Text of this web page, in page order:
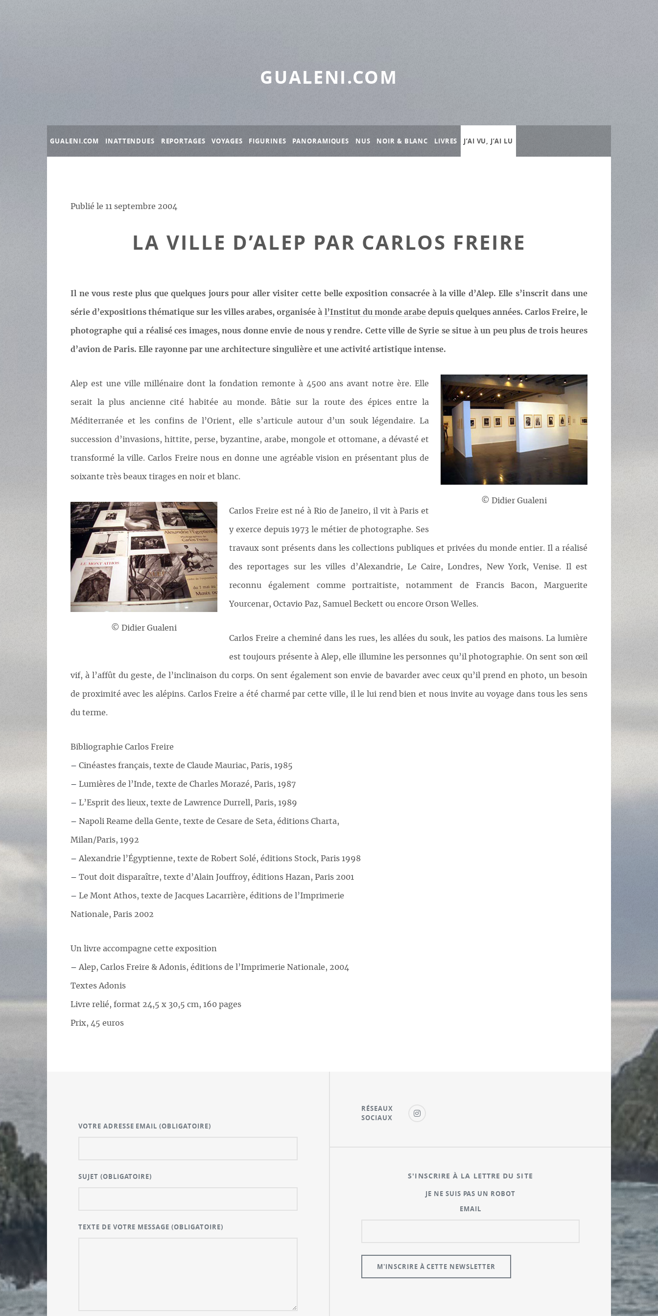
GUALENI.COM
GUALENI.COM INATTENDUES REPORTAGES VOYAGES FIGURINES PANORAMIQUES NUS NOIR & BLANC LIVRES J’AI VU, J’AI LU
Publié le 11 septembre 2004
LA VILLE D’ALEP PAR CARLOS FREIRE
Il ne vous reste plus que quelques jours pour aller visiter cette belle exposition consacrée à la ville d’Alep. Elle s’inscrit dans une
série d’expositions thématique sur les villes arabes, organisée à l’Institut du monde arabedepuis quelques années. Carlos Freire, le
photographe qui a réalisé ces images, nous donne envie de nous y rendre. Cette ville de Syrie se situe à un peu plus de trois heures
d’avion de Paris. Elle rayonne par une architecture singulière et une activité artistique intense.
© Didier Gualeni
Alep est une ville millénaire dont la fondation remonte à 4500 ans avant notre ère. Elle
serait la plus ancienne cité habitée au monde. Bâtie sur la route des épices entre la
Méditerranée et les confins de l’Orient, elle s’articule autour d’un souk légendaire. La
succession d’invasions, hittite, perse, byzantine, arabe, mongole et ottomane, a dévasté et
transformé la ville. Carlos Freire nous en donne une agréable vision en présentant plus de
soixante très beaux tirages en noir et blanc.
© Didier Gualeni
Carlos Freire est né à Rio de Janeiro, il vit à Paris et
y exerce depuis 1973 le métier de photographe. Ses
travaux sont présents dans les collections publiques et privées du monde entier. Il a réalisé
des reportages sur les villes d’Alexandrie, Le Caire, Londres, New York, Venise. Il est
reconnu également comme portraitiste, notamment de Francis Bacon, Marguerite
Yourcenar, Octavio Paz, Samuel Beckett ou encore Orson Welles.
Carlos Freire a cheminé dans les rues, les allées du souk, les patios des maisons. La lumière
est toujours présente à Alep, elle illumine les personnes qu’il photographie. On sent son œil
vif, à l’affût du geste, de l’inclinaison du corps. On sent également son envie de bavarder avec ceux qu’il prend en photo, un besoin
de proximité avec les alépins. Carlos Freire a été charmé par cette ville, il le lui rend bien et nous invite au voyage dans tous les sens
du terme.
Bibliographie Carlos Freire
– Cinéastes français, texte de Claude Mauriac, Paris, 1985
– Lumières de l’Inde, texte de Charles Morazé, Paris, 1987
– L’Esprit des lieux, texte de Lawrence Durrell, Paris, 1989
– Napoli Reame della Gente, texte de Cesare de Seta, éditions Charta,
Milan/Paris, 1992
– Alexandrie l’Égyptienne, texte de Robert Solé, éditions Stock, Paris 1998
– Tout doit disparaître, texte d’Alain Jouffroy, éditions Hazan, Paris 2001
– Le Mont Athos, texte de Jacques Lacarrière, éditions de l’Imprimerie
Nationale, Paris 2002
Un livre accompagne cette exposition
– Alep, Carlos Freire & Adonis, éditions de l’Imprimerie Nationale, 2004
Textes Adonis
Livre relié, format 24,5 x 30,5 cm, 160 pages
Prix, 45 euros
VOTRE ADRESSE EMAIL(OBLIGATOIRE)
SUJET (OBLIGATOIRE)
TEXTE DE VOTRE MESSAGE(OBLIGATOIRE)
RÉSEAUX
SOCIAUX
S'INSCRIRE À LA LETTRE DU SITE
JE NE SUIS PAS UN ROBOT
EMAIL